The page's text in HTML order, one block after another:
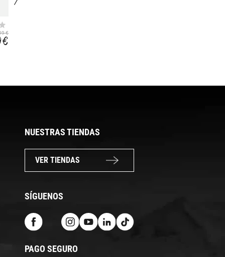
€
€
NUESTRAS TIENDAS
VER TIENDAS
SÍGUENOS
PAGO SEGURO